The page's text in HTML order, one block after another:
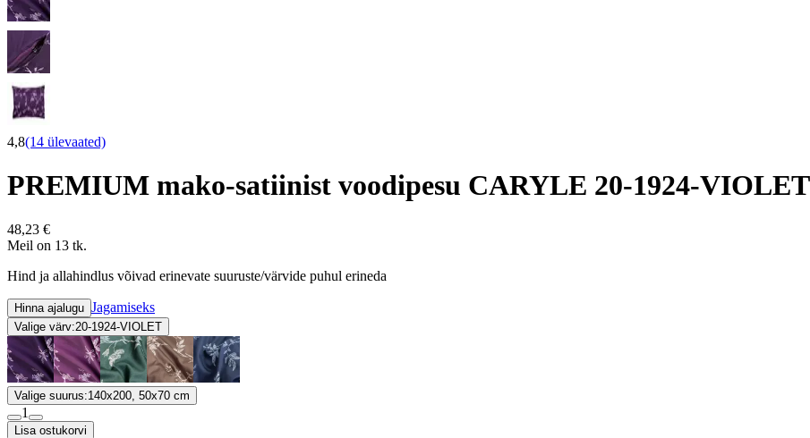
4,8(14 ülevaated)
PREMIUM mako-satiinist voodipesu CARYLE 20-1924-VIOLET
48,23 €
Meil on 13 tk.
Hind ja allahindlus võivad erinevate suuruste/värvide puhul erineda
Hinna ajalugu Jagamiseks
Valige värv:20-1924-VIOLET
Valige suurus:140x200, 50x70 cm
1
Lisa ostukorvi